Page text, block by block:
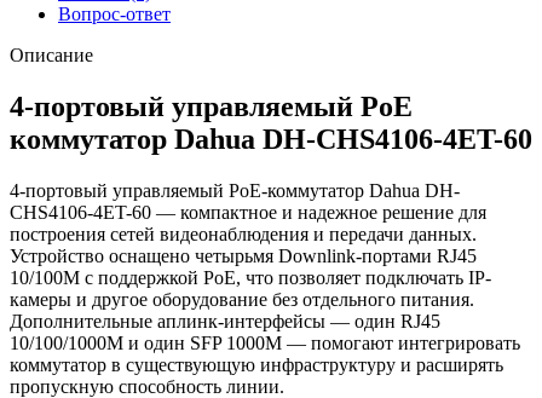
Вопрос-ответ
Описание
4-портовый управляемый PoE
коммутатор Dahua DH-CHS4106-4ET-60
4-портовый управляемый PoE-коммутатор Dahua DH-
CHS4106-4ET-60 — компактное и надежное решение для
построения сетей видеонаблюдения и передачи данных.
Устройство оснащено четырьмя Downlink-портами RJ45
10/100M с поддержкой PoE, что позволяет подключать IP-
камеры и другое оборудование без отдельного питания.
Дополнительные аплинк-интерфейсы — один RJ45
10/100/1000M и один SFP 1000M — помогают интегрировать
коммутатор в существующую инфраструктуру и расширять
пропускную способность линии.